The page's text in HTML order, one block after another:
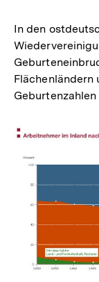
In den
Flächenländern